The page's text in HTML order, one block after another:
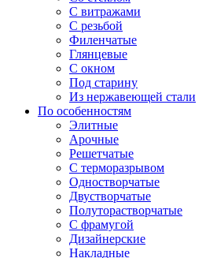
С витражами
С резьбой
Филенчатые
Глянцевые
С окном
Под старину
Из нержавеющей стали
По особенностям
Элитные
Арочные
Решетчатые
С терморазрывом
Одностворчатые
Двустворчатые
Полуторастворчатые
С фрамугой
Дизайнерские
Накладные